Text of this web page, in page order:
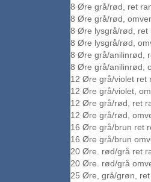
8 Øre grå/rød, ret
8 Øre grå/rød,
8 Øre lysgrå/rød, ret
8 Øre lysgrå/rød,
8 Øre grå/anilinrød,
8 Øre grå/anilinrød,
12 Øre grå/violet ret
12 Øre grå/violet,
12 Øre grå/rød, ret
12 Øre grå/rød,
16 Øre grå/brun ret
16 Øre grå/brun
20 Øre. rød/grå ret
20 Øre. rød/grå
25 Øre, grå/grøn, ret